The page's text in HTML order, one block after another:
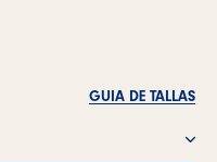
GUIA DE TALLAS